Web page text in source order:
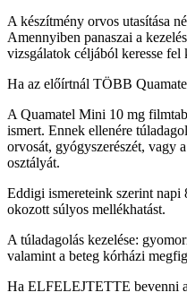
A készítmény orvos utasítása
Amennyiben panaszai a
vizsgálatok céljából keresse fel
Ha az előírtnál TÖBB
A Quamatel Mini 10 mg
ismert. Ennek ellenére
orvosát, gyógyszerészét, vagy
osztályát.
Eddigi ismereteink szerint napi
okozott súlyos mellékhatást.
A túladagolás kezelése:
valamint a beteg kórházi
Ha ELFELEJTETTE bevenni